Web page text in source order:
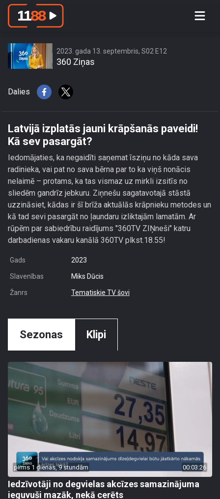
Latvijā izplatās jauni krāpšanās
2023. gada 13. septembris, S02 E12
360 Ziņas
Dalies
Latvijā izplatās jauni krāpšanās paveidi!
Kā sev pasargāt?
Iedomājaties, ka negaidīti saņemat īsziņu no kāda sava
radinieka, vai pat no sava bērna par to ka viņš nonācis
nelaimē – protams, ka tas vismaz uz mirkli izsitīs no
sliedēm gandrīz jebkuru. Ziņnešu sagatavotajā stāstā
uzzināsiet, kādas ir šī brīža aktuālās krāpnieku metodes un
kā tad sevi pasargāt no ļaundaru izliktajām lamatām. Ar
rūpēm par sabiedrību raidījums "360TV ZIŅneši" katru
darbadienas vakaru kanālā 360TV plkst.18.55!
Gads 2023
Slavenības Miks Dūcis
Žanrs Tematiskie TV šovi
Sezonas Klipi
pirms 1 dienas, 9 stundām 00:03:26
Iedzīvotāji no degvielas akcīzes samazinājuma
ieguvuši mazāk, nekā cerēts